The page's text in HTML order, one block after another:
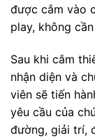
được cắm vào
play, không
Sau khi cắm
nhận diện và
viên sẽ tiến
yêu cầu của
đường, giải trí,